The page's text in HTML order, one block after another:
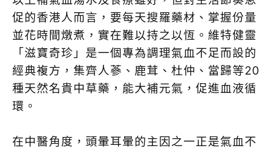
促的香港人而言，要每天搜羅藥材、掌握份量
並花時間燉煮，實在難以持之以恆。維特健靈
「滋寶奇珍」是一個專為調理氣血不足而設的
經典複方，集齊人蔘、鹿茸、杜仲、當歸等20
種天然名貴中草藥，能大補元氣，促進血液循
環。
在中醫角度，頭暈耳暈的主因之一正是氣血不